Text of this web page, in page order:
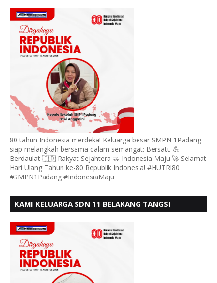
80 tahun Indonesia merdeka! Keluarga besar SMPN 1Padang
siap melangkah bersama dalam semangat: Bersatu 💪
Berdaulat 🇮🇩 Rakyat Sejahtera 🤝 Indonesia Maju 🚀 Selamat
Hari Ulang Tahun ke-80 Republik Indonesia! #HUTRI80
#SMPN1Padang #IndonesiaMaju
KAMI KELUARGA SDN 11 BELAKANG TANGSI